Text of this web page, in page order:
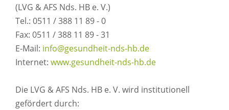
(LVG & AFS Nds. HB e. V.)
Tel.: 0511 / 388 11 89 - 0
Fax: 0511 / 388 11 89 - 31
E-Mail: info@gesundheit-nds-hb.de
Internet: www.gesundheit-nds-hb.de
Die LVG & AFS Nds. HB e. V. wird institutionell
gefördert durch: